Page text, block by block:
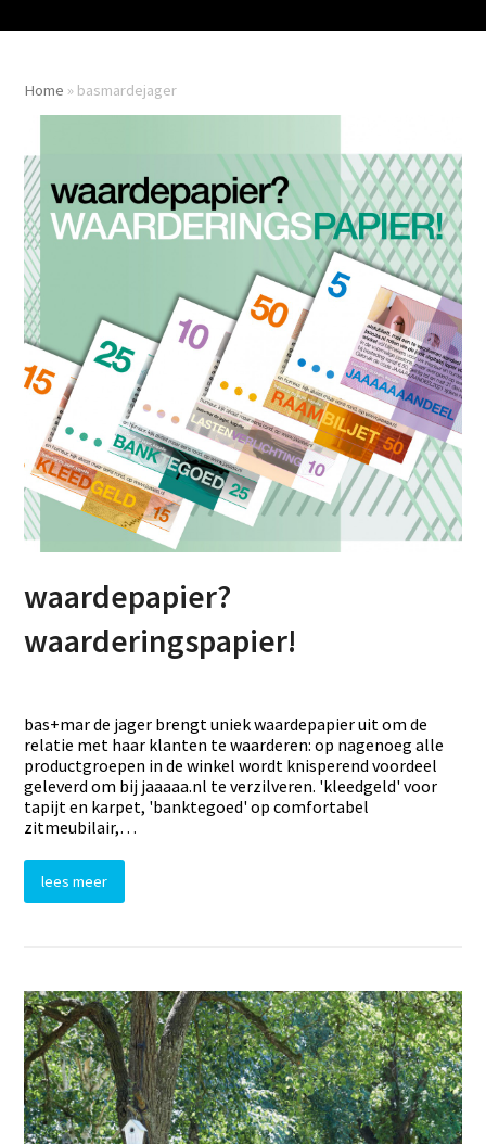
Home » basmardejager
waardepapier?
waarderingspapier!
bas+mar de jager brengt uniek waardepapier uit om de
relatie met haar klanten te waarderen: op nagenoeg alle
productgroepen in de winkel wordt knisperend voordeel
geleverd om bij jaaaaa.nl te verzilveren. 'kleedgeld' voor
tapijt en karpet, 'banktegoed' op comfortabel
zitmeubilair,…
lees meer